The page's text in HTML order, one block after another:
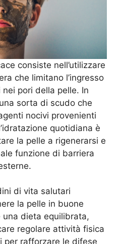
consiste nell’utilizzare
che limitano l’ingresso
pori della pelle. In
sorta di scudo che
nocivi provenienti
quotidiana è
la pelle a rigenerarsi e
funzione di barriera
di vita salutari
la pelle in buone
una dieta equilibrata,
regolare attività fisica
per rafforzare le difese